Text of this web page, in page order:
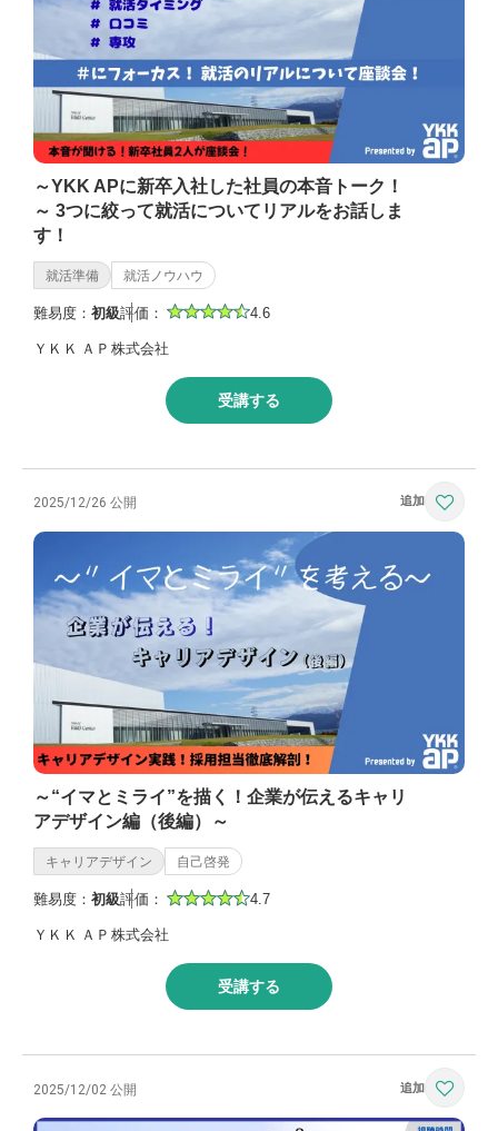
～YKK APに新卒入社した社員の本音トーク！
～ 3つに絞って就活についてリアルをお話しま
す！
就活準備 就活ノウハウ
難易度： 初級評価： 4.6
ＹＫＫ ＡＰ株式会社
受講する
2025/12/26 公開
～“イマとミライ”を描く！企業が伝えるキャリ
アデザイン編（後編）～
キャリアデザイン 自己啓発
難易度： 初級評価： 4.7
ＹＫＫ ＡＰ株式会社
受講する
2025/12/02 公開